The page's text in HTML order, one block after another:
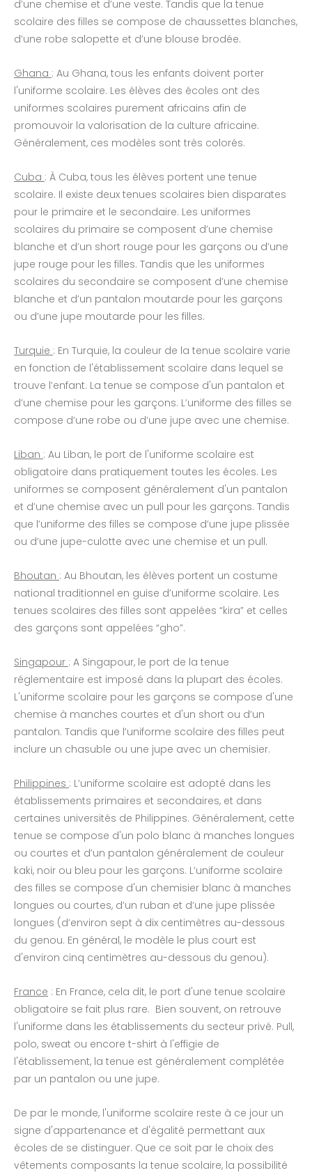
d’une chemise et d’une veste. Tandis que la tenue
scolaire des filles se compose de chaussettes blanches,
d’une robe salopette et d’une blouse brodée.
Ghana : Au Ghana, tous les enfants doivent porter
l'uniforme scolaire. Les élèves des écoles ont des
uniformes scolaires purement africains afin de
promouvoir la valorisation de la culture africaine.
Généralement, ces modèles sont très colorés.
Cuba : À Cuba, tous les élèves portent une tenue
scolaire. Il existe deux tenues scolaires bien disparates
pour le primaire et le secondaire. Les uniformes
scolaires du primaire se composent d’une chemise
blanche et d’un short rouge pour les garçons ou d’une
jupe rouge pour les filles. Tandis que les uniformes
scolaires du secondaire se composent d’une chemise
blanche et d’un pantalon moutarde pour les garçons
ou d’une jupe moutarde pour les filles.
Turquie : En Turquie, la couleur de la tenue scolaire varie
en fonction de l'établissement scolaire dans lequel se
trouve l’enfant. La tenue se compose d'un pantalon et
d’une chemise pour les garçons. L’uniforme des filles se
compose d’une robe ou d’une jupe avec une chemise.
Liban : Au Liban, le port de l'uniforme scolaire est
obligatoire dans pratiquement toutes les écoles. Les
uniformes se composent généralement d'un pantalon
et d’une chemise avec un pull pour les garçons. Tandis
que l’uniforme des filles se compose d’une jupe plissée
ou d’une jupe-culotte avec une chemise et un pull.
Bhoutan : Au Bhoutan, les élèves portent un costume
national traditionnel en guise d’uniforme scolaire. Les
tenues scolaires des filles sont appelées “kira” et celles
des garçons sont appelées “gho”.
Singapour : A Singapour, le port de la tenue
réglementaire est imposé dans la plupart des écoles.
L'uniforme scolaire pour les garçons se compose d'une
chemise à manches courtes et d'un short ou d’un
pantalon. Tandis que l’uniforme scolaire des filles peut
inclure un chasuble ou une jupe avec un chemisier.
Philippines : L’uniforme scolaire est adopté dans les
établissements primaires et secondaires, et dans
certaines universités de Philippines. Généralement, cette
tenue se compose d'un polo blanc à manches longues
ou courtes et d’un pantalon généralement de couleur
kaki, noir ou bleu pour les garçons. L’uniforme scolaire
des filles se compose d'un chemisier blanc à manches
longues ou courtes, d’un ruban et d’une jupe plissée
longues (d’environ sept à dix centimètres au-dessous
du genou. En général, le modèle le plus court est
d'environ cinq centimètres au-dessous du genou).
France : En France, cela dit, le port d'une tenue scolaire
obligatoire se fait plus rare. Bien souvent, on retrouve
l'uniforme dans les établissements du secteur privé. Pull,
polo, sweat ou encore t-shirt à l'effigie de
l'établissement, la tenue est généralement complétée
par un pantalon ou une jupe.
De par le monde, l'uniforme scolaire reste à ce jour un
signe d'appartenance et d'égalité permettant aux
écoles de se distinguer. Que ce soit par le choix des
vêtements composants la tenue scolaire, la possibilité